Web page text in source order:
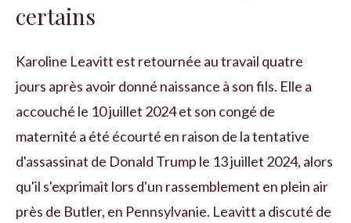
certains
Karoline Leavitt est retournée au travail quatre
jours après avoir donné naissance à son fils. Elle a
accouché le 10 juillet 2024 et son congé de
maternité a été écourté en raison de la tentative
d'assassinat de Donald Trump le 13 juillet 2024, alors
qu'il s'exprimait lors d'un rassemblement en plein air
près de Butler, en Pennsylvanie. Leavitt a discuté de